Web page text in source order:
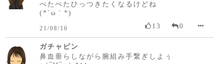
ぺたぺたひっつきたくなるけどね
(*´ω｀*)
21/08/16 13 0
ガチャピン
鼻血垂らしながら腕組み手繋ぎしよぅ